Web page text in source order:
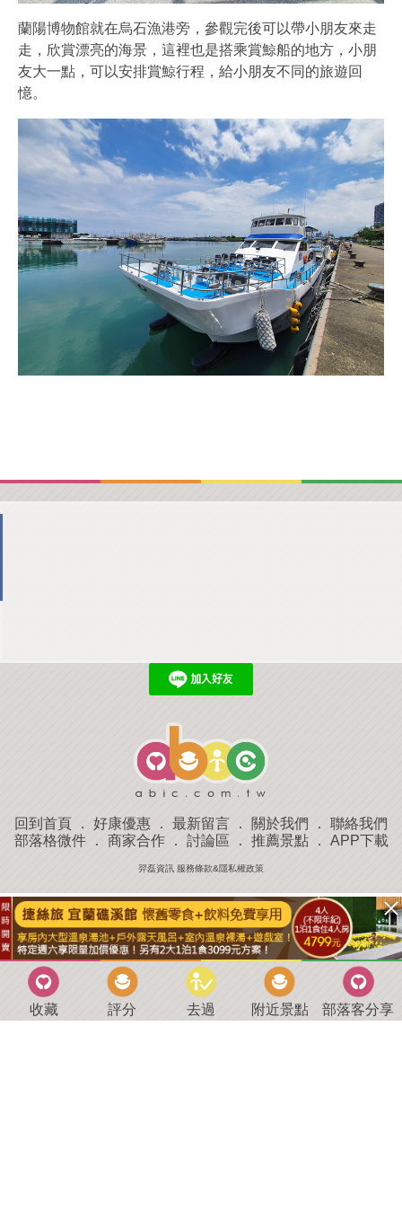
蘭陽博物館就在烏石漁港旁，參觀完後可以帶小朋友來走
走，欣賞漂亮的海景，這裡也是搭乘賞鯨船的地方，小朋
友大一點，可以安排賞鯨行程，給小朋友不同的旅遊回
憶。
回到首頁 ． 好康優惠 ． 最新留言 ． 關於我們 ． 聯絡我們
部落格微件． 商家合作． 討論區 ． 推薦景點． APP下載
羿磊資訊 服務條款&隱私權政策
收藏 評分 去過 附近景點 部落客分享